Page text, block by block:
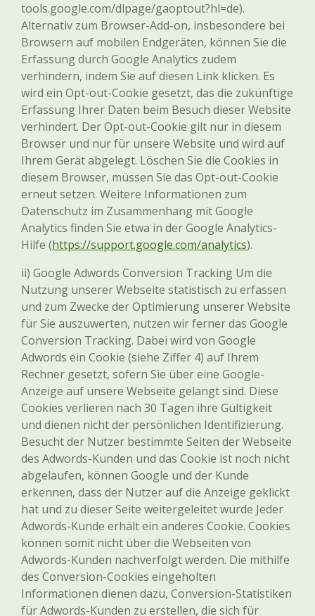
tools.google.com/dlpage/gaoptout?hl=de).
Alternativ zum Browser-Add-on, insbesondere bei
Browsern auf mobilen Endgeräten, können Sie die
Erfassung durch Google Analytics zudem
verhindern, indem Sie auf diesen Link klicken. Es
wird ein Opt-out-Cookie gesetzt, das die zukünftige
Erfassung Ihrer Daten beim Besuch dieser Website
verhindert. Der Opt-out-Cookie gilt nur in diesem
Browser und nur für unsere Website und wird auf
Ihrem Gerät abgelegt. Löschen Sie die Cookies in
diesem Browser, müssen Sie das Opt-out-Cookie
erneut setzen. Weitere Informationen zum
Datenschutz im Zusammenhang mit Google
Analytics finden Sie etwa in der Google Analytics-
Hilfe (https://support.google.com/analytics).
ii) Google Adwords Conversion Tracking Um die
Nutzung unserer Webseite statistisch zu erfassen
und zum Zwecke der Optimierung unserer Website
für Sie auszuwerten, nutzen wir ferner das Google
Conversion Tracking. Dabei wird von Google
Adwords ein Cookie (siehe Ziffer 4) auf Ihrem
Rechner gesetzt, sofern Sie über eine Google-
Anzeige auf unsere Webseite gelangt sind. Diese
Cookies verlieren nach 30 Tagen ihre Gültigkeit
und dienen nicht der persönlichen Identifizierung.
Besucht der Nutzer bestimmte Seiten der Webseite
des Adwords-Kunden und das Cookie ist noch nicht
abgelaufen, können Google und der Kunde
erkennen, dass der Nutzer auf die Anzeige geklickt
hat und zu dieser Seite weitergeleitet wurde Jeder
Adwords-Kunde erhält ein anderes Cookie. Cookies
können somit nicht über die Webseiten von
Adwords-Kunden nachverfolgt werden. Die mithilfe
des Conversion-Cookies eingeholten
Informationen dienen dazu, Conversion-Statistiken
für Adwords-Kunden zu erstellen, die sich für